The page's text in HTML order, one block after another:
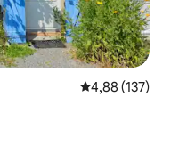
4,88 av 5 i
4,88 (137)